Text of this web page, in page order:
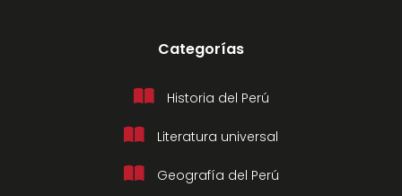
Categorías
Historia del Perú
Literatura universal
Geografía del Perú